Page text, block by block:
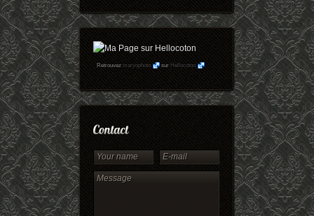
Retrouvezmaryophoto surHellocoton